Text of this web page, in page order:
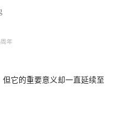
年
它的重要意义却一直延续至